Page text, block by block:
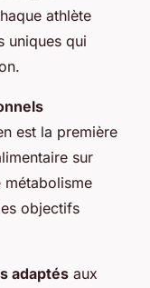
athlète
uniques qui
est la première
sur
métabolisme
objectifs
adaptés aux